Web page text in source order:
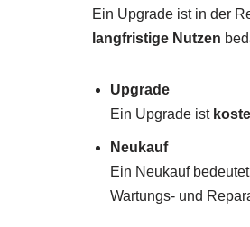
Ein Upgrade ist in der
langfristige Nutzen
Upgrade
Ein Upgrade ist
Neukauf
Ein Neukauf
Wartungs- und